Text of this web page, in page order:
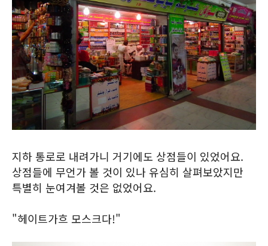
지하 통로로 내려가니 거기에도 상점들이 있었어요.
상점들에 무언가 볼 것이 있나 유심히 살펴보았지만
특별히 눈여겨볼 것은 없었어요.
"헤이트가흐 모스크다!"